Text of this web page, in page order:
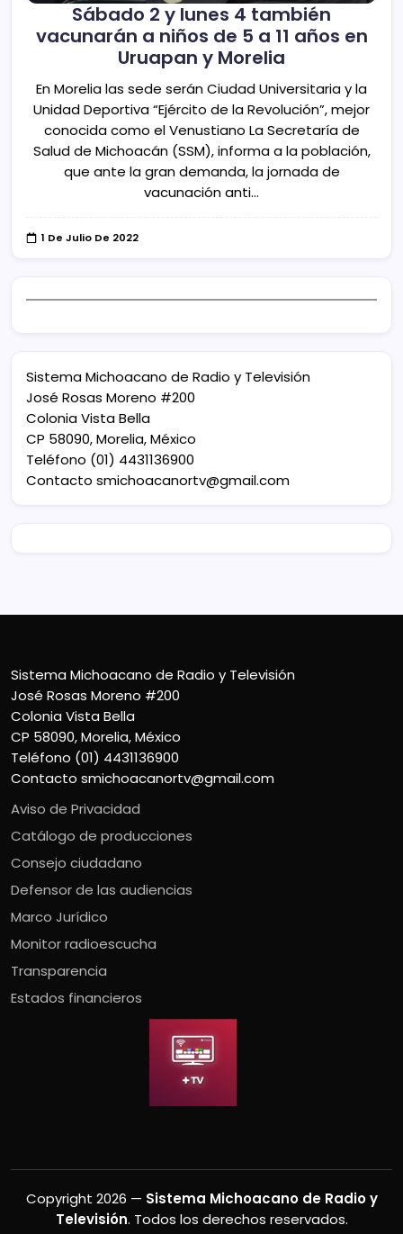
Sábado 2 y lunes 4 también
vacunarán a niños de 5 a 11 años en
Uruapan y Morelia
En Morelia las sede serán Ciudad Universitaria y la
Unidad Deportiva “Ejército de la Revolución”, mejor
conocida como el Venustiano La Secretaría de
Salud de Michoacán (SSM), informa a la población,
que ante la gran demanda, la jornada de
vacunación anti…
1 De Julio De 2022
Sistema Michoacano de Radio y Televisión
José Rosas Moreno #200
Colonia Vista Bella
CP 58090, Morelia, México
Teléfono (01) 4431136900
Contacto smichoacanortv@gmail.com
Sistema Michoacano de Radio y Televisión
José Rosas Moreno #200
Colonia Vista Bella
CP 58090, Morelia, México
Teléfono (01) 4431136900
Contacto smichoacanortv@gmail.com
Aviso de Privacidad
Catálogo de producciones
Consejo ciudadano
Defensor de las audiencias
Marco Jurídico
Monitor radioescucha
Transparencia
Estados financieros
Copyright 2026 — Sistema Michoacano de Radio y
Televisión. Todos los derechos reservados.